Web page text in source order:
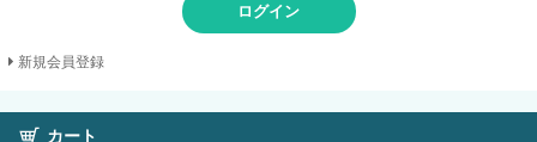
ログイン
新規会員登録
カート